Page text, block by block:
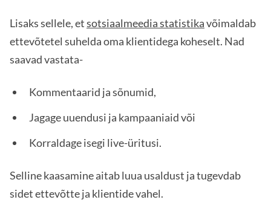
Lisaks sellele, etsotsiaalmeedia statistikavõimaldab
ettevõtetel suhelda oma klientidega koheselt. Nad
saavad vastata-
Kommentaarid ja sõnumid,
Jagage uuendusi ja kampaaniaid või
Korraldage isegi live-üritusi.
Selline kaasamine aitab luua usaldust ja tugevdab
sidet ettevõtte ja klientide vahel.